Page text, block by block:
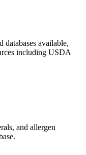
databases available,
including USDA
and allergen